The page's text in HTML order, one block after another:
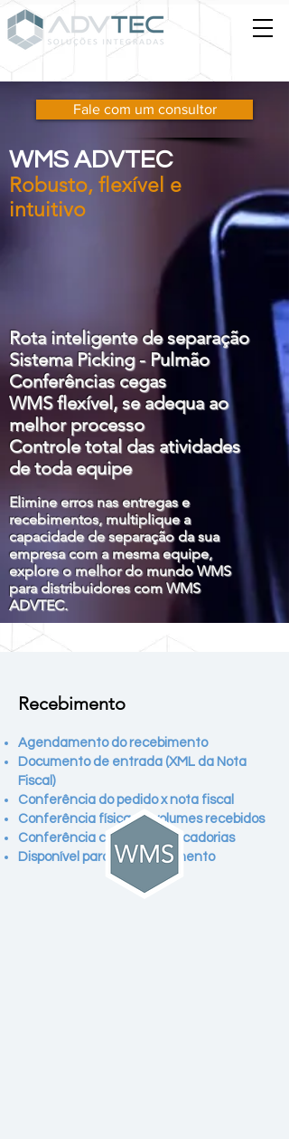
Fale com um consultor
WMS ADVTEC
Robusto, flexível e
intuitivo
Rota inteligente de separação
Sistema Picking - Pulmão
Conferências cegas
WMS flexível, se adequa ao
melhor processo
Controle total das atividades
de toda equipe
Elimine erros nas entregas e
recebimentos, multiplique a
capacidade de separação da sua
empresa com a mesma equipe,
explore o melhor do mundo WMS
para distribuidores com WMS
ADVTEC.
Recebimento
Agendamento do recebimento
Documento de entrada (XML da Nota
Fiscal)
Conferência do pedido x nota fiscal
Conferência física de volumes recebidos
Conferência cega das mercadorias
Disponível para endereçamento